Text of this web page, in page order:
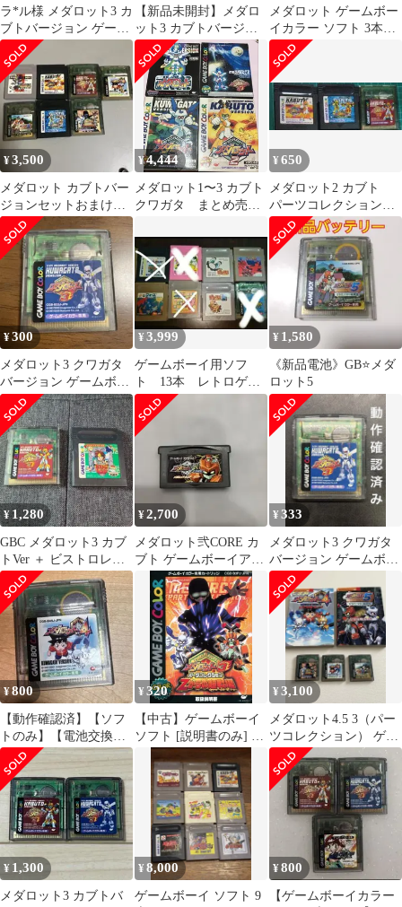
ラ*ル様 メダロット3 カ
ブトバージョン ゲーム
ボーイカラー
【新品未開封】メダロ
ット3 カブトバージョ
ン ゲームボーイカラ
ー 任天堂
メダロット ゲームボー
イカラー ソフト 3本セ
ット
¥3,500
メダロット カブトバー
ジョンセットおまけ付
き
¥4,444
メダロット1〜3 カブト
クワガタ まとめ売
¥650
メダロット2 カブト
パーツコレクション
メダロット3 カブト 3
本セット
¥300
メダロット3 クワガタ
バージョン ゲームボー
イカラー専用
¥3,999
ゲームボーイ用ソフ
ト 13本 レトロゲー
ム
¥ 1,580
《新品電池》GB⭐メダ
ロット5
¥ 1,280
GBC メダロット3 カブ
トVer ＋ ビストロレシ
ピ 2本セット
¥2,700
メダロット弐CORE カ
ブト ゲームボーイアド
バンス ソフト
¥333
メダロット3 クワガタ
バージョン ゲームボー
イカラー
¥800
【動作確認済】【ソフ
トのみ】【電池交換
済】 GBCメダロット4
クワガタバージョ
¥320
【中古】ゲームボーイ
ソフト [説明書のみ] メ
ダロット3・パーツコレ
クション ～Zからの超
戦場～
¥3,100
メダロット4.5 3（パー
ツコレクション） ゲー
ムソフトと攻略本 セッ
ト
¥ 1,300
メダロット3 カブトバ
¥8,000
ゲームボーイ ソフト 9
¥800
【ゲームボーイカラー